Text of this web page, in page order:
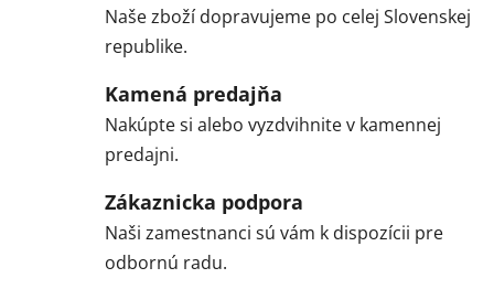
Naše zboží dopravujeme po celej Slovenskej
republike.
Kamená predajňa
Nakúpte si alebo vyzdvihnite v kamennej
predajni.
Zákaznicka podpora
Naši zamestnanci sú vám k dispozícii pre
odbornú radu.